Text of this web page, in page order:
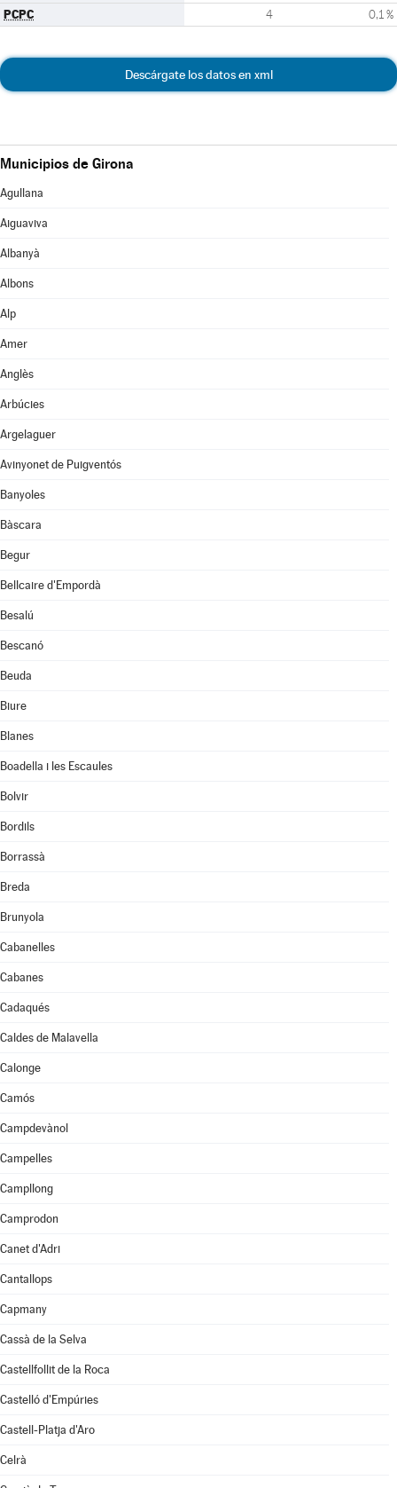
PCPC 4 0,1 %
Descárgate los datos en xml
Municipios de Girona
Agullana
Aiguaviva
Albanyà
Albons
Alp
Amer
Anglès
Arbúcies
Argelaguer
Avinyonet de Puigventós
Banyoles
Bàscara
Begur
Bellcaire d'Empordà
Besalú
Bescanó
Beuda
Biure
Blanes
Boadella i les Escaules
Bolvir
Bordils
Borrassà
Breda
Brunyola
Cabanelles
Cabanes
Cadaqués
Caldes de Malavella
Calonge
Camós
Campdevànol
Campelles
Campllong
Camprodon
Canet d'Adri
Cantallops
Capmany
Cassà de la Selva
Castellfollit de la Roca
Castelló d'Empúries
Castell-Platja d'Aro
Celrà